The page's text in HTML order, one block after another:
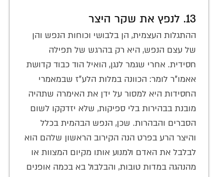
13. לנפץ את שקר היצר
ההתגלות העצמית, הן בלבושי וכוחות הנפש והן
של עצם הנפש, היא רק בהרגש של תפילה
חסידית. אחרי שגמר לנגן, הואיל הוד כבוד קדושת
אאמו"ר לומר: הכוונה במלות הלע"ז שבמאמרי
החסידות היא למסור על ידן את האימרה שתהיה
מובנת בבהירות בלי ספיקות, שלא יזדקקו לשום
הסברים והבהרות. שכן, הנפש הבהמית בכלל
והיצר הרע בפרט הנה הקירוב הראשון שלהם הוא
לבלבל את האדם ולמנוע אותו מקיום המצוות או
מהנהגה במדות טובות, והבלבול בא בכמה אופנים